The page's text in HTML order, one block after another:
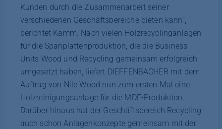
Kunden durch die Zusammenarbeit seiner
verschiedenen Geschäftsbereiche bieten kann“,
berichtet Kamm. Nach vielen Holzrecyclinganlagen
für die Spanplattenproduktion, die die Business
Units Wood und Recycling gemeinsam erfolgreich
umgesetzt haben, liefert DIEFFENBACHER mit dem
Auftrag von Nile Wood nun zum ersten Mal eine
Holzreinigungsanlage für die MDF-Produktion.
Darüber hinaus hat der Geschäftsbereich Recycling
auch schon Anlagenkonzepte gemeinsam mit der